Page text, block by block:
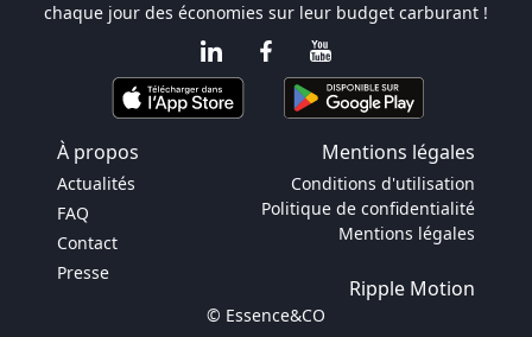
chaque jour des économies sur leur budget carburant !
À propos Mentions légales
Actualités
FAQ
Contact
Presse
Conditions d'utilisation
Politique de confidentialité
Mentions légales
Ripple Motion
© Essence&CO